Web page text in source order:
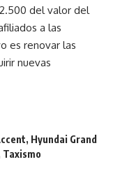
del valor del
a las
es renovar las
nuevas
, Hyundai Grand
Taxismo